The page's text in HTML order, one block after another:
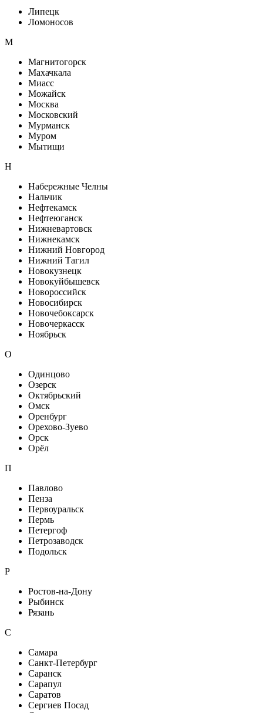
Липецк
Ломоносов
М
Магнитогорск
Махачкала
Миасс
Можайск
Москва
Московский
Мурманск
Муром
Мытищи
Н
Набережные Челны
Нальчик
Нефтекамск
Нефтеюганск
Нижневартовск
Нижнекамск
Нижний Новгород
Нижний Тагил
Новокузнецк
Новокуйбышевск
Новороссийск
Новосибирск
Новочебоксарск
Новочеркасск
Ноябрьск
О
Одинцово
Озерск
Октябрьский
Омск
Оренбург
Орехово-Зуево
Орск
Орёл
П
Павлово
Пенза
Первоуральск
Пермь
Петергоф
Петрозаводск
Подольск
Р
Ростов-на-Дону
Рыбинск
Рязань
С
Самара
Санкт-Петербург
Саранск
Сарапул
Саратов
Сергиев Посад